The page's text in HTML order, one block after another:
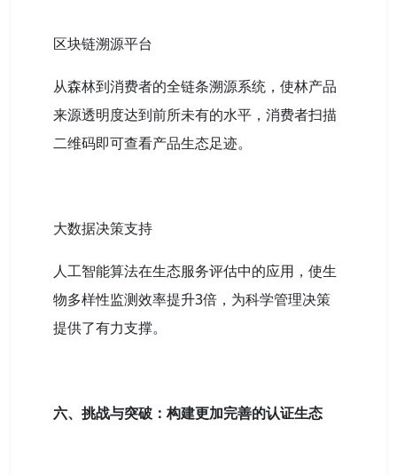
区块链溯源平台
从森林到消费者的全链条溯源系统，使林产品
来源透明度达到前所未有的水平，消费者扫描
二维码即可查看产品生态足迹。
大数据决策支持
人工智能算法在生态服务评估中的应用，使生
物多样性监测效率提升3倍，为科学管理决策
提供了有力支撑。
六、挑战与突破：构建更加完善的认证生态